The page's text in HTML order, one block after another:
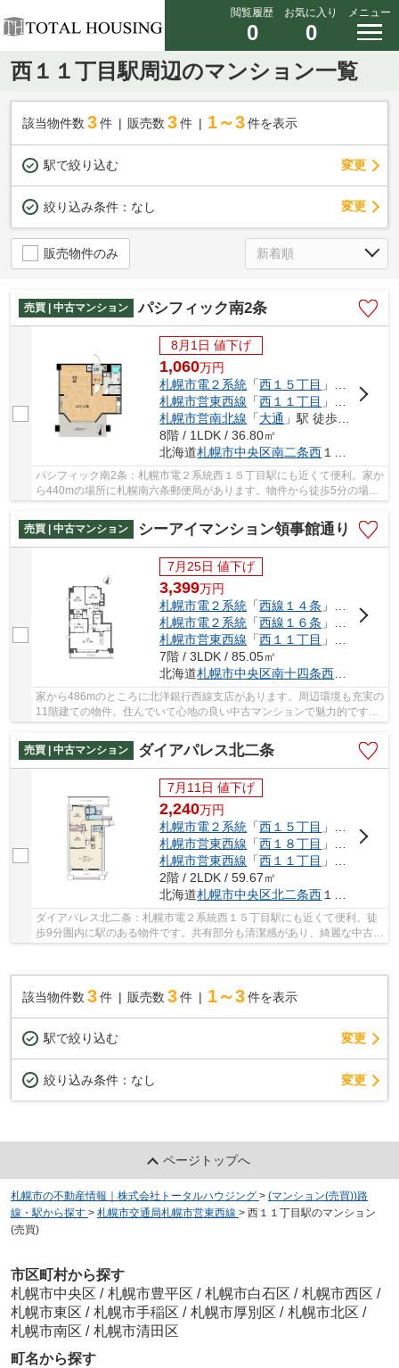
閲覧履歴
0
お気に入り
0
メニュー
西１１丁目駅周辺のマンション一覧
該当物件数 3件 販売数 3 件 1～3 件を表示
駅で絞り込む 変更
絞り込み条件： なし 変更
販売物件のみ
売買 | 中古マンション パシフィック南2条
8月1日 値下げ
1,060万円
札幌市電２系統 「西１５丁目 」駅 徒歩5分
札幌市営東西線 「西１１丁目 」駅 徒歩7分
札幌市営南北線 「大通 」駅 徒歩17分
8階 / 1LDK / 36.80㎡
北海道札幌市中央区南二条西１３丁目319-13
パシフィック南2条：札幌市電２系統西１５丁目駅にも近くて便利。家か
ら440mの場所に札幌南六条郵便局があります。物件から徒歩5分の場所
売買 | 中古マンション
シーアイマンション領事館通り
7月25日 値下げ
3,399万円
札幌市電２系統 「西線１４条 」駅 徒歩6分
札幌市電２系統 「西線１６条 」駅 徒歩8分
札幌市営東西線 「西１１丁目 」駅 徒歩30分
7階 / 3LDK / 85.05㎡
北海道札幌市中央区南十四条西
家から486mのところに北洋銀行西線支店があります。周辺環境も充実の
11階建ての物件。住んでいて心地の良い中古マンションで魅力的です。
売買 | 中古マンション
ダイアパレス北二条
7月11日 値下げ
2,240万円
札幌市電２系統 「西１５丁目 」駅 徒歩9分
札幌市営東西線 「西１８丁目 」駅 徒歩11分
札幌市営東西線 「西１１丁目 」駅 徒歩12分
2階 / 2LDK / 59.67㎡
北海道札幌市中央区北二条西 １４丁目1-1
ダイアパレス北二条：札幌市電２系統西１５丁目駅にも近くて便利。徒
歩9分圏内に駅のある物件です。共有部分も清潔感があり、綺麗な中古マ
該当物件数 3件 販売数 3 件 1～3 件を表示
駅で絞り込む 変更
絞り込み条件： なし 変更
ページトップへ
札幌市の不動産情報｜株式会社トータルハウジング > (マンション(売買))路
線・駅から探す > 札幌市交通局札幌市営東西線 > 西１１丁目駅のマンション
(売買)
市区町村から探す
札幌市中央区 / 札幌市豊平区 / 札幌市白石区 / 札幌市西区 /
札幌市東区 / 札幌市手稲区 / 札幌市厚別区 / 札幌市北区 /
札幌市南区 / 札幌市清田区
町名から探す